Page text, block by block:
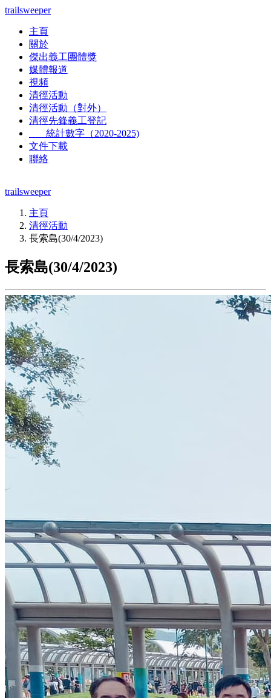
trailsweeper
主頁
關於
傑出義工團體獎
媒體報道
視頻
清徑活動
清徑活動（對外）
清徑先鋒義工登記
統計數字（2020-2025)
文件下載
聯絡
trailsweeper
主頁
清徑活動
長索島(30/4/2023)
長索島(30/4/2023)